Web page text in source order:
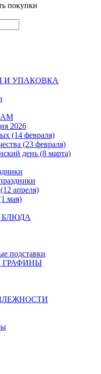
покупки
И УПАКОВКА
2026
(14 февраля)
(23 февраля)
день (8 марта)
апреля)
мая)
БЛЮДА
подставки
ГРАФИНЫ